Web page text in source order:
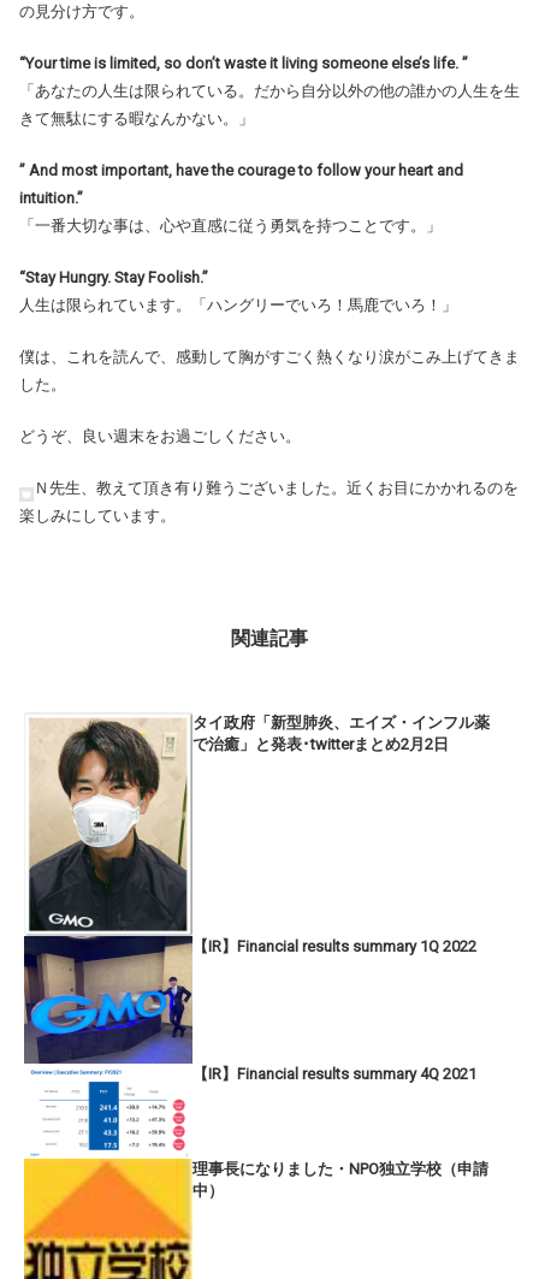
の見分け方です。
“Your time is limited, so don’t waste it living someone else’s life. ”
「あなたの人生は限られている。だから自分以外の他の誰かの人生を生
きて無駄にする暇なんかない。」
” And most important, have the courage to follow your heart and
intuition.”
「一番大切な事は、心や直感に従う勇気を持つことです。」
“Stay Hungry. Stay Foolish.”
人生は限られています。「ハングリーでいろ！馬鹿でいろ！」
僕は、これを読んで、感動して胸がすごく熱くなり涙がこみ上げてきま
した。
どうぞ、良い週末をお過ごしください。
Ｎ先生、教えて頂き有り難うございました。近くお目にかかれるのを
楽しみにしています。
関連記事
タイ政府「新型肺炎、エイズ・インフル薬
で治癒」と発表･twitterまとめ2月2日
【IR】Financial results summary 1Q 2022
【IR】Financial results summary 4Q 2021
理事長になりました・NPO独立学校（申請
中）